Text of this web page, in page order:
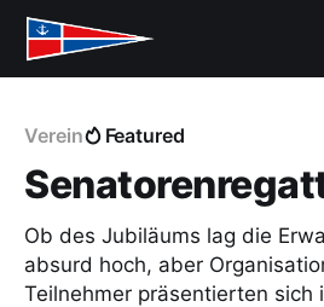
Verein Featured
Ob des Jubiläums lag die
absurd hoch, aber
Teilnehmer präsentierten sich